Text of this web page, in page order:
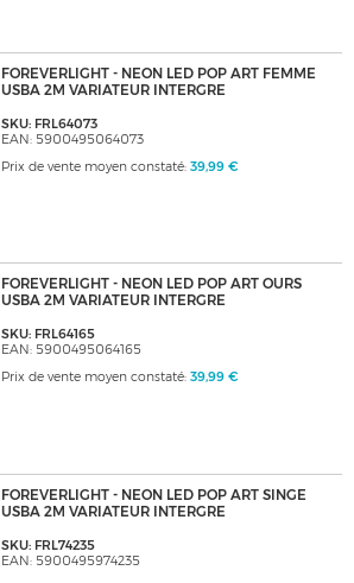
FOREVERLIGHT - NEON LED POP ART FEMME
USBA 2M VARIATEUR INTERGRE
SKU: FRL64073
EAN: 5900495064073
Prix de vente moyen constaté: 39,99 €
FOREVERLIGHT - NEON LED POP ART OURS
USBA 2M VARIATEUR INTERGRE
SKU: FRL64165
EAN: 5900495064165
Prix de vente moyen constaté: 39,99 €
FOREVERLIGHT - NEON LED POP ART SINGE
USBA 2M VARIATEUR INTERGRE
SKU: FRL74235
EAN: 5900495974235